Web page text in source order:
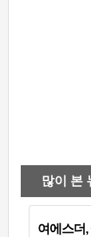
많이 본
여에스더